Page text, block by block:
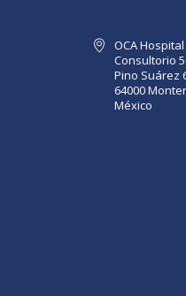
OCA Hospital
Consultorio
Pino Suárez
64000
México